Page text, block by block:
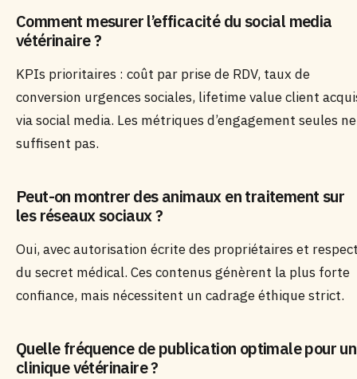
Comment mesurer l’efficacité du social media
vétérinaire ?
KPIs prioritaires : coût par prise de RDV, taux de
conversion urgences sociales, lifetime value client
via social media. Les métriques d’engagement seules ne
suffisent pas.
Peut-on montrer des animaux en traitement sur
les réseaux sociaux ?
Oui, avec autorisation écrite des propriétaires et
du secret médical. Ces contenus génèrent la plus forte
confiance, mais nécessitent un cadrage éthique strict.
Quelle fréquence de publication optimale pour
clinique vétérinaire ?